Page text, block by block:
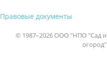
Правовые документы
© 1987–2026 ООО "НПО "Сад и
огород"